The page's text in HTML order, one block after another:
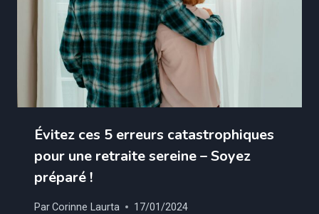
Évitez ces 5 erreurs catastrophiques
pour une retraite sereine – Soyez
préparé !
ParCorinne Laurta 17/01/2024